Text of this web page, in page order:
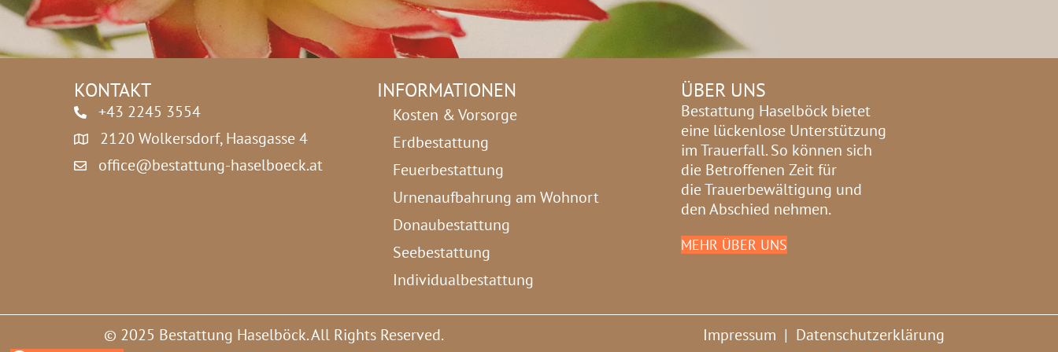
e
r
z
*
KONTAKT
+43 2245 3554
2120 Wolkersdorf, Haasgasse 4
office@bestattung-haselboeck.at
INFORMATIONEN
Kosten & Vorsorge
Erdbestattung
Feuerbestattung
Urnenaufbahrung am Wohnort
Donaubestattung
Seebestattung
Individualbestattung
ÜBER UNS
Bestattung Haselböck bietet
eine lückenlose Unterstützung
im Trauerfall. So können sich
die Betroffenen Zeit für
die Trauerbewältigung und
den Abschied nehmen.
MEHR ÜBER UNS
© 2025 Bestattung Haselböck. All Rights Reserved. Impressum | Datenschutzerklärung